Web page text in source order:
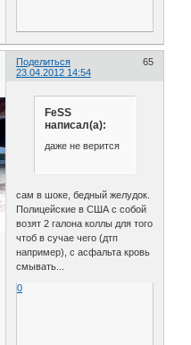
Поделиться
65
23.04.2012 14:54
FeSS
написал(а):
даже не верится
сам в шоке, бедный желудок.
Полицейские в США с собой
возят 2 галона коллы для того
чтоб в сучае чего (дтп
например), с асфальта кровь
смывать...
0